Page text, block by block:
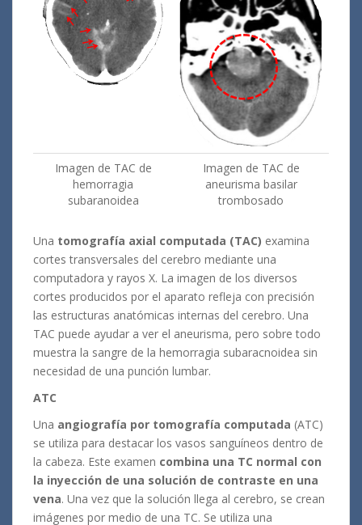
Imagen de TAC de
hemorragia
subaranoidea
Imagen de TAC de
aneurisma basilar
trombosado
Una tomografía axial computada (TAC) examina
cortes transversales del cerebro mediante una
computadora y rayos X. La imagen de los diversos
cortes producidos por el aparato refleja con precisión
las estructuras anatómicas internas del cerebro. Una
TAC puede ayudar a ver el aneurisma, pero sobre todo
muestra la sangre de la hemorragia subaracnoidea sin
necesidad de una punción lumbar.
ATC
Una angiografía por tomografía computada (ATC)
se utiliza para destacar los vasos sanguíneos dentro de
la cabeza. Este examen combina una TC normal con
la inyección de una solución de contraste en una
vena. Una vez que la solución llega al cerebro, se crean
imágenes por medio de una TC. Se utiliza una